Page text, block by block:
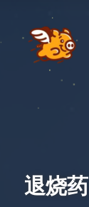
退烧药